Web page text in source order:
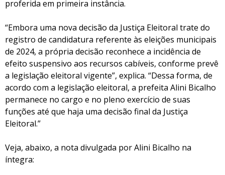
proferida em primeira instância.
“Embora uma nova decisão da Justiça Eleitoral trate do
registro de candidatura referente às eleições municipais
de 2024, a própria decisão reconhece a incidência de
efeito suspensivo aos recursos cabíveis, conforme prevê
a legislação eleitoral vigente”, explica. “Dessa forma, de
acordo com a legislação eleitoral, a prefeita Alini Bicalho
permanece no cargo e no pleno exercício de suas
funções até que haja uma decisão final da Justiça
Eleitoral.”
Veja, abaixo, a nota divulgada por Alini Bicalho na
íntegra: